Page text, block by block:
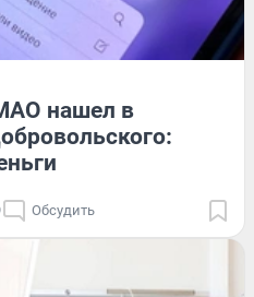
нашел в
Обсудить